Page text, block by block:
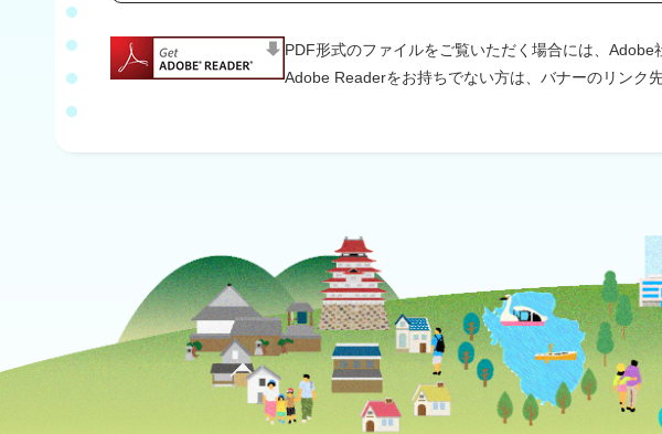
PDF形式のファイルをご覧いただく場合には、Adobe
Adobe Readerをお持ちでない方は、バナーのリンク